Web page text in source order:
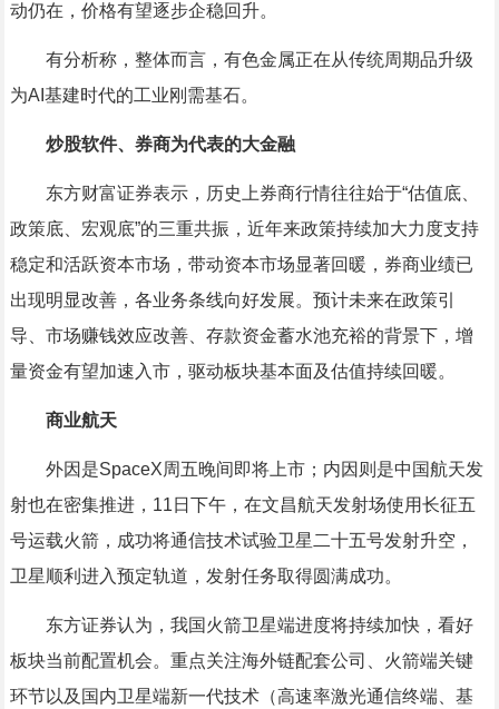
动仍在，价格有望逐步企稳回升。
有分析称，整体而言， 有色金属正在从传统周期品升级
为AI基建时代的工业刚需基石。
炒股软件、券商为代表的大金融
东方财富证券表示，历史上券商行情往往始于“估值底、
政策底、宏观底”的三重共振，近年来政策持续加大力度支持
稳定和活跃资本市场，带动资本市场显著回暖，券商业绩已
出现明显改善，各业务条线向好发展。预计未来在政策引
导、市场赚钱效应改善、存款资金蓄水池充裕的背景下，增
量资金有望加速入市，驱动板块基本面及估值持续回暖。
商业航天
外因是SpaceX周五晚间即将上市；内因则是中国航天发
射也在密集推进，11日下午，在文昌航天发射场使用长征五
号运载火箭，成功将通信技术试验卫星二十五号发射升空，
卫星顺利进入预定轨道，发射任务取得圆满成功。
东方证券认为，我国火箭卫星端进度将持续加快，看好
板块当前配置机会。重点关注海外链配套公司、火箭端关键
环节以及国内卫星端新一代技术（高速率激光通信终端、基